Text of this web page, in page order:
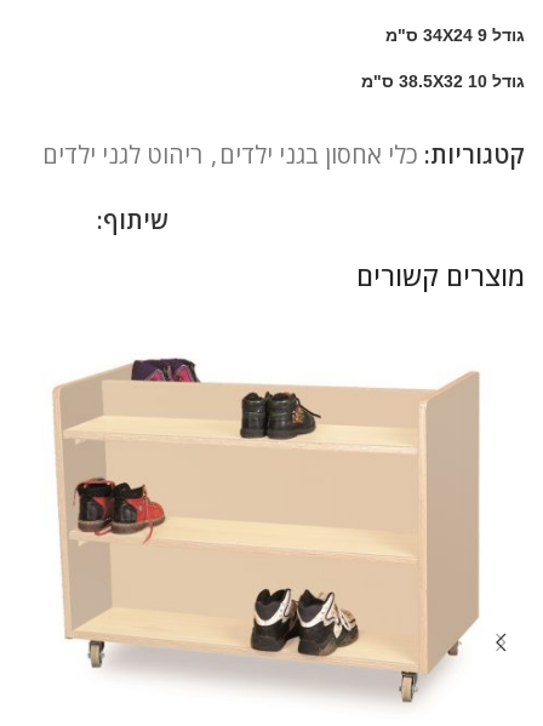
גודל 9 34X24 ס"מ
גודל 10 38.5X32 ס"מ
קטגוריות: כלי אחסון בגני ילדים, ריהוט לגני ילדים
שיתוף:
מוצרים קשורים